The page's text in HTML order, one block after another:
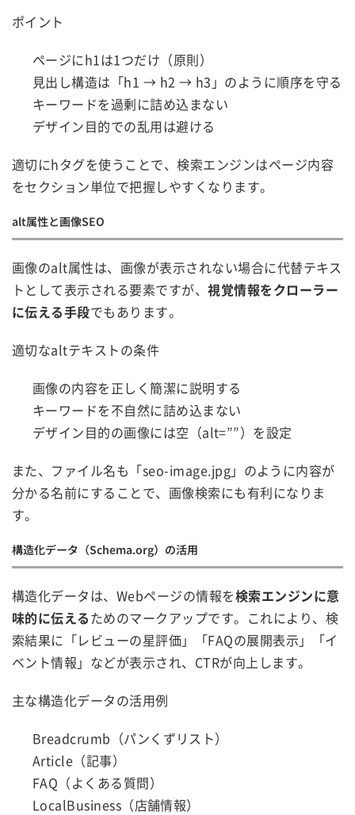
ポイント
ページにh1は1つだけ（原則）
見出し構造は「h1 → h2 → h3」のように順序を守る
キーワードを過剰に詰め込まない
デザイン目的での乱用は避ける
適切にhタグを使うことで、検索エンジンはページ内容
をセクション単位で把握しやすくなります。
alt属性と画像SEO
画像のalt属性は、画像が表示されない場合に代替テキス
トとして表示される要素ですが、視覚情報をクローラー
に伝える手段でもあります。
適切なaltテキストの条件
画像の内容を正しく簡潔に説明する
キーワードを不自然に詰め込まない
デザイン目的の画像には空（alt=””）を設定
また、ファイル名も「seo-image.jpg」のように内容が
分かる名前にすることで、画像検索にも有利になりま
す。
構造化データ（Schema.org）の活用
構造化データは、Webページの情報を検索エンジンに意
味的に伝えるためのマークアップです。これにより、検
索結果に「レビューの星評価」「FAQの展開表示」「イ
ベント情報」などが表示され、CTRが向上します。
主な構造化データの活用例
Breadcrumb（パンくずリスト）
Article（記事）
FAQ（よくある質問）
LocalBusiness（店舗情報）